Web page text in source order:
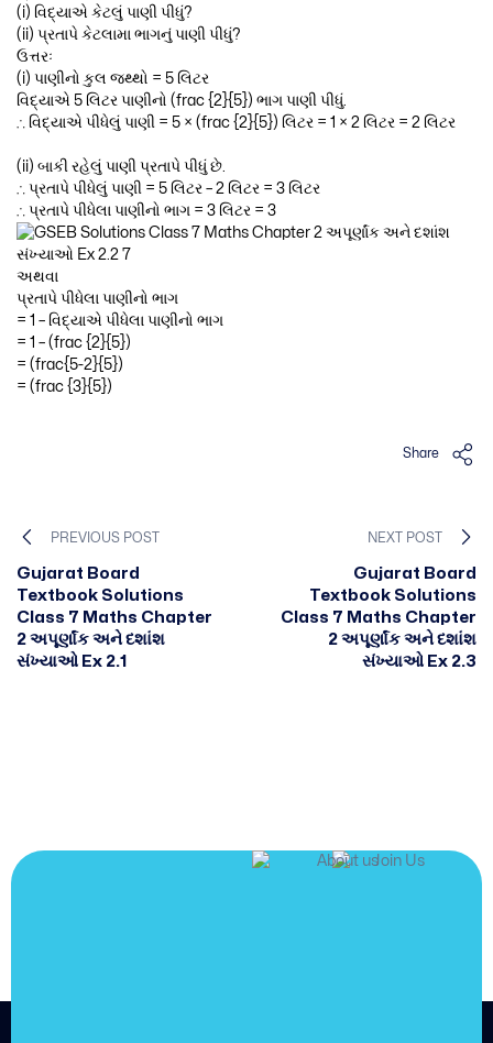
(i) વિદ્યાએ કેટલું પાણી પીધું?
(ii) પ્રતાપે કેટલામા ભાગનું પાણી પીધું?
ઉત્તરઃ
(i) પાણીનો કુલ જથ્થો = 5 લિટર
વિદ્યાએ 5 લિટર પાણીનો (frac {2}{5}) ભાગ પાણી પીધું.
∴ વિદ્યાએ પીધેલું પાણી = 5 × (frac {2}{5}) લિટર = 1 × 2 લિટર = 2 લિટર
(ii) બાકી રહેલું પાણી પ્રતાપે પીધું છે.
∴ પ્રતાપે પીધેલું પાણી = 5 લિટર – 2 લિટર = 3 લિટર
∴ પ્રતાપે પીધેલા પાણીનો ભાગ = 3 લિટર = 3
અથવા
પ્રતાપે પીધેલા પાણીનો ભાગ
= 1 – વિદ્યાએ પીધેલા પાણીનો ભાગ
= 1 – (frac {2}{5})
= (frac{5-2}{5})
= (frac {3}{5})
Share
PREVIOUS POST
Gujarat Board
Textbook Solutions
Class 7 Maths Chapter
2 અપૂર્ણાંક અને દશાંશ
સંખ્યાઓ Ex 2.1
NEXT POST
Gujarat Board
Textbook Solutions
Class 7 Maths Chapter
2 અપૂર્ણાંક અને દશાંશ
સંખ્યાઓ Ex 2.3